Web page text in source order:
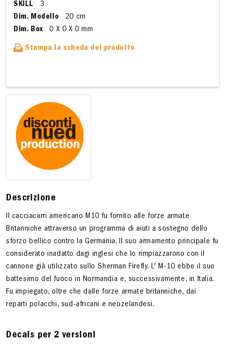
SKILL
3
Dim. Modello
20 cm
Dim. Box
0 X 0 X 0 mm
Stampa la scheda del prodotto
Descrizione
Il cacciacarri americano M10 fu fornito alle forze armate
Britanniche attraverso un programma di aiuti a sostegno dello
sforzo bellico contro la Germania. Il suo armamento principale fu
considerato inadatto dagi inglesi che lo rimpiazzarono con il
cannone già utilizzato sullo Sherman Firefly. L' M-10 ebbe il suo
battesimo del fuoco in Normandia e, successivamente, in Italia.
Fu impiegato, oltre che dalle forze armate britanniche, dai
reparti polacchi, sud-africani e neozelandesi.
Decals per 2 versioni